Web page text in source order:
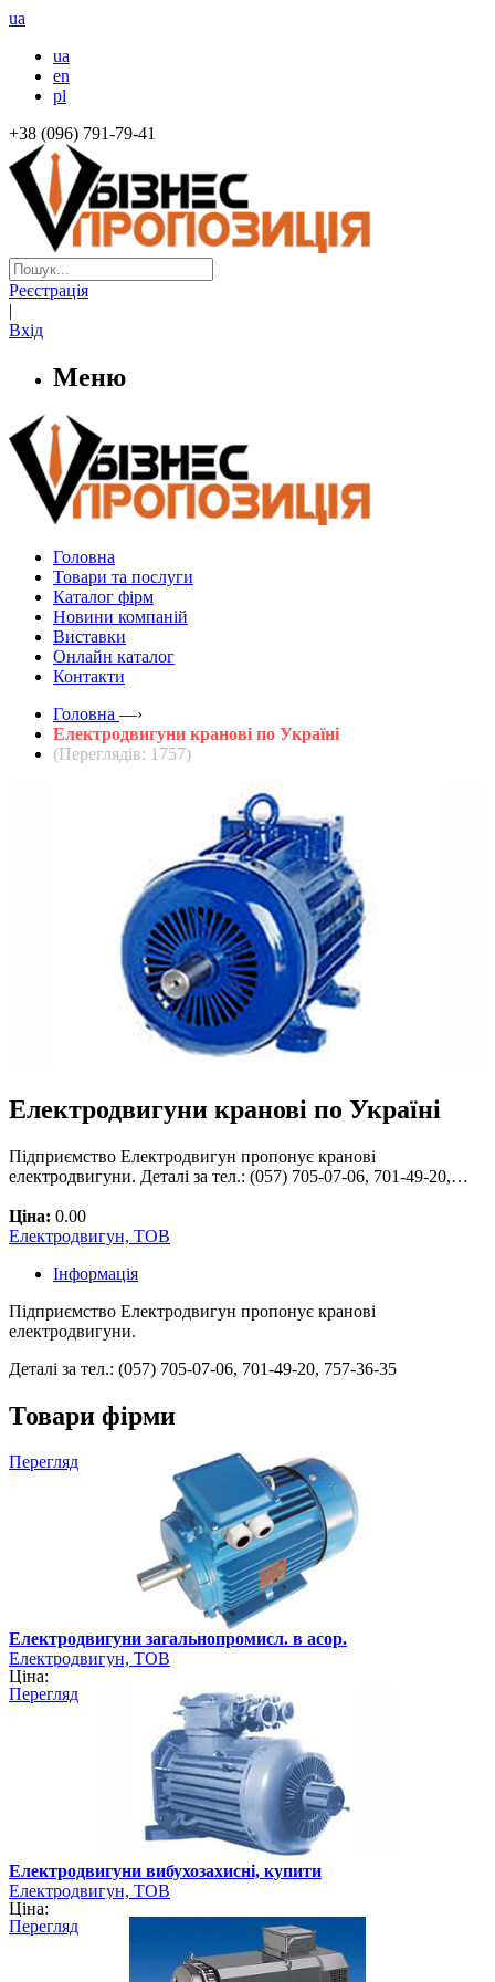
ua
ua
en
pl
+38 (096) 791-79-41
Реєстрація
|
Вхід
Меню
Головна
Товари та послуги
Каталог фірм
Новини компаній
Виставки
Онлайн каталог
Контакти
Головна —›
Електродвигуни кранові по Україні
(Переглядів: 1757)
Електродвигуни кранові по Україні
Підприємство Електродвигун пропонує кранові
електродвигуни. Деталі за тел.: (057) 705-07-06, 701-49-20,…
Ціна: 0.00
Електродвигун, ТОВ
Інформація
Підприємство Електродвигун пропонує кранові
електродвигуни.
Деталі за тел.: (057) 705-07-06, 701-49-20, 757-36-35
Товари фірми
Перегляд
Електродвигуни загальнопромисл. в асор.
Електродвигун, ТОВ
Ціна:
Перегляд
Електродвигуни вибухозахисні, купити
Електродвигун, ТОВ
Ціна:
Перегляд